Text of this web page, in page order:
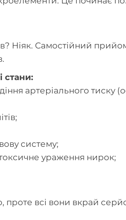
Ніяк. Самостійний
стани:
артеріального тиску
систему;
токсичне ураження нирок;
всі вони вкрай